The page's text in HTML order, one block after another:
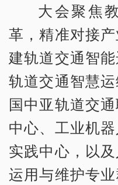
大会聚焦
革，精准对接
建轨道交通智能
轨道交通智慧
国中亚轨道交
中心、工业机
实践中心，以
运用与维护专